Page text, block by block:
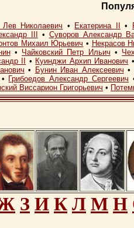
Лев Николаевич • Екатерина II •
III • Суворов Александр
Михаил Юрьевич • Некрасов
• Чайковский Петр Ильич •
II • Куинджи Архип Иванович
• Бунин Иван Алексеевич •
• Грибоедов Александр Сергеевич
Виссарион Григорьевич •
З И К Л М Н